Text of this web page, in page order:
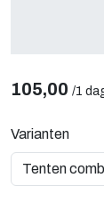
105,00 /1
Varianten